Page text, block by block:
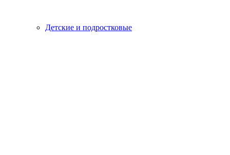
Детские и подростковые